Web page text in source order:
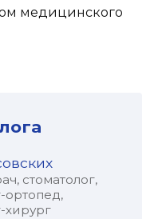
медицинского
стоматолог,
ортопед,
хирург